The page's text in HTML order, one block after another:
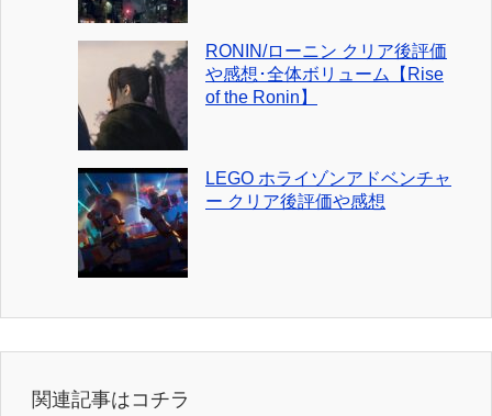
RONIN/ローニン クリア後評価
や感想･全体ボリューム【Rise
of the Ronin】
LEGO ホライゾンアドベンチャ
ー クリア後評価や感想
関連記事はコチラ